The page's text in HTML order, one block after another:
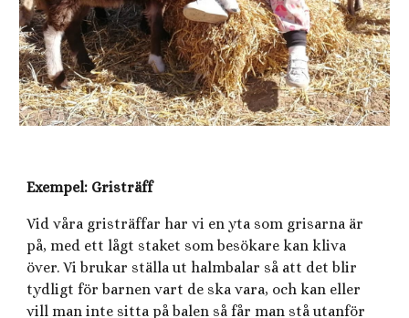
Exempel: Gristräff
Vid våra gristräffar har vi en yta som grisarna är
på, med ett lågt staket som besökare kan kliva
över. Vi brukar ställa ut halmbalar så att det blir
tydligt för barnen vart de ska vara, och kan eller
vill man inte sitta på balen så får man stå utanför